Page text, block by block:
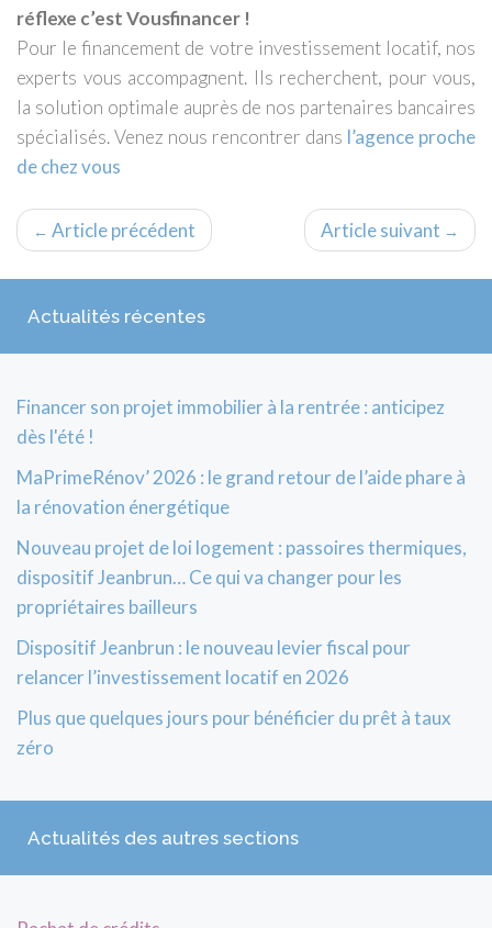
réflexe c’est Vousfinancer !
Pour le financement de votre investissement locatif, nos
experts vous accompagnent. Ils recherchent, pour vous,
la solution optimale auprès de nos partenaires bancaires
spécialisés. Venez nous rencontrer dans l’agence proche
de chez vous
← Article précédent Article suivant →
Actualités récentes
Financer son projet immobilier à la rentrée : anticipez
dès l'été !
MaPrimeRénov’ 2026 : le grand retour de l’aide phare à
la rénovation énergétique
Nouveau projet de loi logement : passoires thermiques,
dispositif Jeanbrun… Ce qui va changer pour les
propriétaires bailleurs
Dispositif Jeanbrun : le nouveau levier fiscal pour
relancer l’investissement locatif en 2026
Plus que quelques jours pour bénéficier du prêt à taux
zéro
Actualités des autres sections